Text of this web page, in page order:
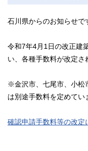
石川県からのお知らせで
令和7年4月1日の改正建
い、各種手数料が改定さ
※金沢市、七尾市、小松
は別途手数料を定めてい
確認申請手数料等の改定